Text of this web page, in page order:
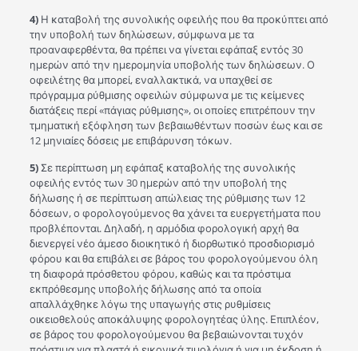
4)Η καταβολή της συνολικής οφειλής που θα προκύπτει από
την υποβολή των δηλώσεων, σύμφωνα με τα
προαναφερθέντα, θα πρέπει να γίνεται εφάπαξ εντός 30
ημερών από την ημερομηνία υποβολής των δηλώσεων. Ο
οφειλέτης θα μπορεί, εναλλακτικά, να υπαχθεί σε
πρόγραμμα ρύθμισης οφειλών σύμφωνα με τις κείμενες
διατάξεις περί «πάγιας ρύθμισης», οι οποίες επιτρέπουν την
τμηματική εξόφληση των βεβαιωθέντων ποσών έως και σε
12 μηνιαίες δόσεις με επιβάρυνση τόκων.
5)Σε περίπτωση μη εφάπαξ καταβολής της συνολικής
οφειλής εντός των 30 ημερών από την υποβολή της
δήλωσης ή σε περίπτωση απώλειας της ρύθμισης των 12
δόσεων, ο φορολογούμενος θα χάνει τα ευεργετήματα που
προβλέπονται. Δηλαδή, η αρμόδια φορολογική αρχή θα
διενεργεί νέο άμεσο διοικητικό ή διορθωτικό προσδιορισμό
φόρου και θα επιβάλει σε βάρος του φορολογούμενου όλη
τη διαφορά πρόσθετου φόρου, καθώς και τα πρόστιμα
εκπρόθεσμης υποβολής δήλωσης από τα οποία
απαλλάχθηκε λόγω της υπαγωγής στις ρυθμίσεις
οικειοθελούς αποκάλυψης φορολογητέας ύλης. Επιπλέον,
σε βάρος του φορολογούμενου θα βεβαιώνονται τυχόν